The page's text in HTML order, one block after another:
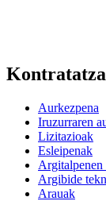
Aurkezpena
Iruzurraren
Lizitazioak
Esleipenak
Argitalpenen
Argibide
Arauak